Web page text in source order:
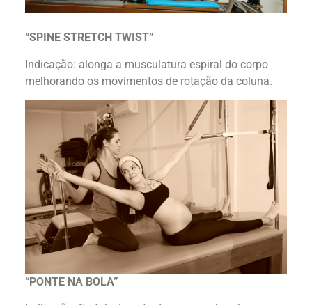
“SPINE STRETCH TWIST”
Indicação: alonga a musculatura espiral do corpo
melhorando os movimentos de rotação da coluna.
“PONTE NA BOLA”